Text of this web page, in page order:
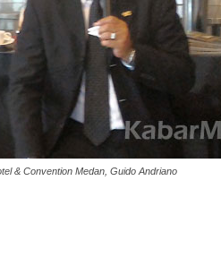
& Convention Medan, Guido Andriano